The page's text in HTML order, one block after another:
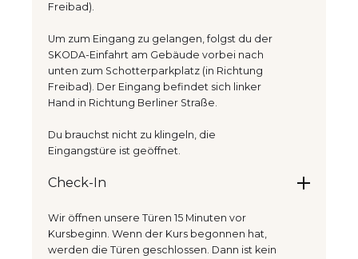
Freibad).
Um zum Eingang zu gelangen, folgst du der
SKODA-Einfahrt am Gebäude vorbei nach
unten zum Schotterparkplatz (in Richtung
Freibad). Der Eingang befindet sich linker
Hand in Richtung Berliner Straße.
Du brauchst nicht zu klingeln, die
Eingangstüre ist geöffnet.
Check-In
Wir öffnen unsere Türen 15 Minuten vor
Kursbeginn. Wenn der Kurs begonnen hat,
werden die Türen geschlossen. Dann ist kein